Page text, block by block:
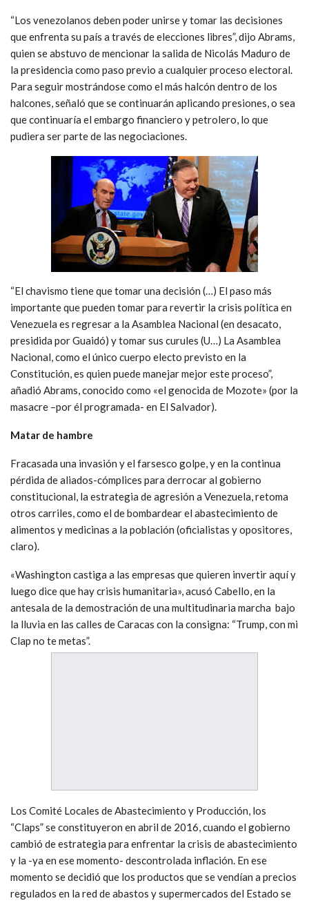
“Los venezolanos deben poder unirse y tomar las decisiones
que enfrenta su país a través de elecciones libres”, dijo Abrams,
quien se abstuvo de mencionar la salida de Nicolás Maduro de
la presidencia como paso previo a cualquier proceso electoral.
Para seguir mostrándose como el más halcón dentro de los
halcones, señaló que se continuarán aplicando presiones, o sea
que continuaría el embargo financiero y petrolero, lo que
pudiera ser parte de las negociaciones.
“El chavismo tiene que tomar una decisión (…) El paso más
importante que pueden tomar para revertir la crisis política en
Venezuela es regresar a la Asamblea Nacional (en desacato,
presidida por Guaidó) y tomar sus curules (U…) La Asamblea
Nacional, como el único cuerpo electo previsto en la
Constitución, es quien puede manejar mejor este proceso”,
añadió Abrams, conocido como «el genocida de Mozote» (por la
masacre –por él programada- en El Salvador).
Matar de hambre
Fracasada una invasión y el farsesco golpe, y en la continua
pérdida de aliados-cómplices para derrocar al gobierno
constitucional, la estrategia de agresión a Venezuela, retoma
otros carriles, como el de bombardear el abastecimiento de
alimentos y medicinas a la población (oficialistas y opositores,
claro).
«Washington castiga a las empresas que quieren invertir aquí y
luego dice que hay crisis humanitaria», acusó Cabello, en la
antesala de la demostración de una multitudinaria marcha bajo
la lluvia en las calles de Caracas con la consigna: “Trump, con mi
Clap no te metas”.
Los Comité Locales de Abastecimiento y Producción, los
“Claps” se constituyeron en abril de 2016, cuando el gobierno
cambió de estrategia para enfrentar la crisis de abastecimiento
y la -ya en ese momento- descontrolada inflación. En ese
momento se decidió que los productos que se vendían a precios
regulados en la red de abastos y supermercados del Estado se